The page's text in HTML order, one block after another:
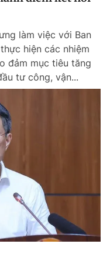
làm việc với Ban
hiện các nhiệm
đảm mục tiêu tăng
tư công, vận...